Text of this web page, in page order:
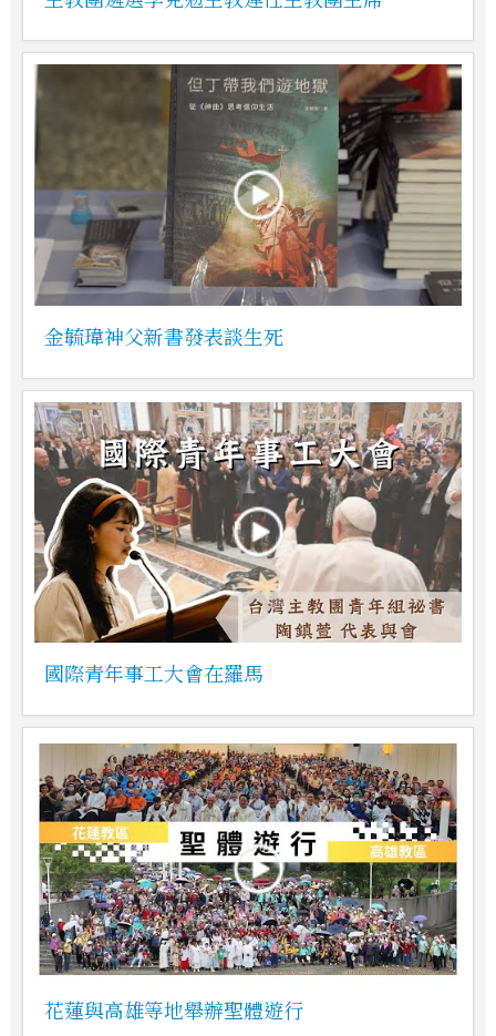
金毓瑋神父新書發表談生死
國際青年事工大會在羅馬
花蓮與高雄等地舉辦聖體遊行